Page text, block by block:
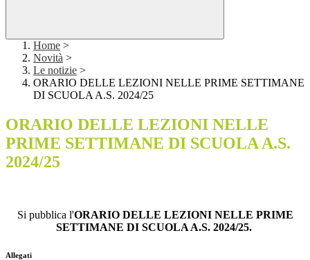
Home >
Novità >
Le notizie >
ORARIO DELLE LEZIONI NELLE PRIME SETTIMANE
DI SCUOLA A.S. 2024/25
ORARIO DELLE LEZIONI NELLE
PRIME SETTIMANE DI SCUOLA A.S.
2024/25
Si pubblica l'ORARIO DELLE LEZIONI NELLE PRIME
SETTIMANE DI SCUOLA A.S. 2024/25.
Allegati